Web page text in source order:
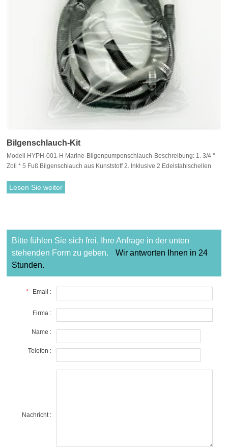
Bilgenschlauch-Kit
Modell HYPH-001-H Marine-Bilgenpumpenschlauch-Beschreibung: 1. 3/4 ''
Zoll * 5 Fuß Bilgenschlauch aus Kunststoff 2. Inklusive 2 Edelstahlschellen
Lesen Sie weiter
Bitte fühlen Sie sich frei, Ihre Anfrage in der unten
stehenden Form zu geben.
Wir antworten Ihnen in 24
Stunden.
* Email :
Firma :
Name :
Telefon :
Nachricht :